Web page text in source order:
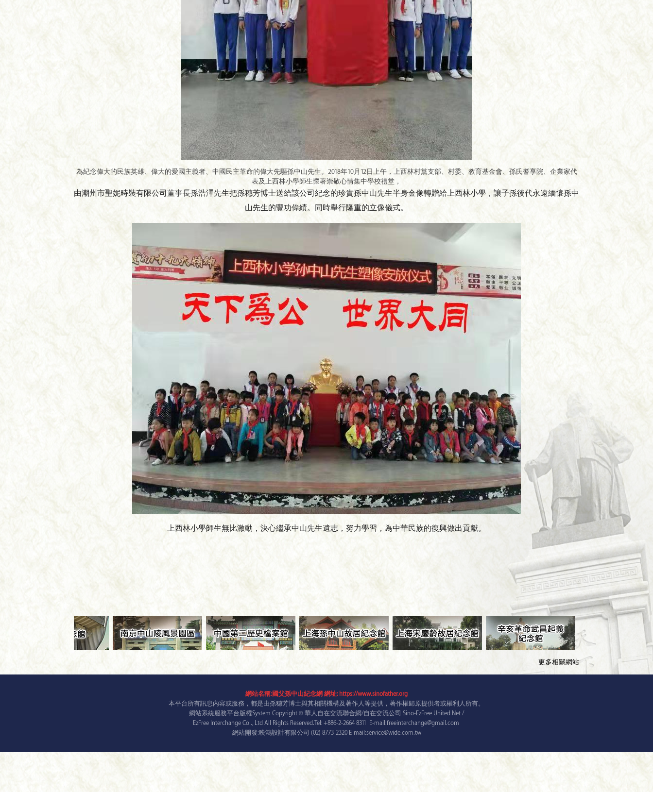
為紀念偉大的民族英雄、偉大的愛國主義者、中國民主革命的偉大先驅孫中山先生。2018年10月12日上午，上西林村黨支部、村委、教育基金會、孫氏耆享院、企業家代
表及上西林小學師生懷著崇敬心情集中學校禮堂，
由潮州市聖妮時裝有限公司董事長孫浩澤先生把孫穗芳博士送給該公司紀念的珍貴孫中山先生半身金像轉贈給上西林小學，讓子孫後代永遠緬懷孫中
山先生的豐功偉績。同時舉行隆重的立像儀式。
上西林小學師生無比激動，決心繼承中山先生遺志，努力學習，為中華民族的復興做出貢獻。
更多相關網站
網站名稱:國父孫中山紀念網 網址: https://www.sinofather.org
本平台所有訊息內容或服務，都是由孫穗芳博士與其相關機構及著作人等提供，著作權歸原提供者或權利人所有。
網站系統服務平台版權System Copyright © 華人自在交流聯合網/自在交流公司 Sino-EzFree United Net /
EzFree Interchange Co ., Ltd All Rights Reserved.Tel: +886-2-2664 8311 E-mail:freeinterchange@gmail.com
網站開發:映鴻設計有限公司 (02) 8773-2320 E-mail:service@wide.com.tw